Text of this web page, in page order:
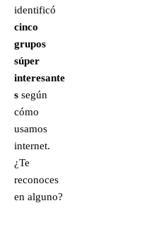
identificó
cinco
grupos
súper
interesante
s según
cómo
usamos
internet.
¿Te
reconoces
en alguno?